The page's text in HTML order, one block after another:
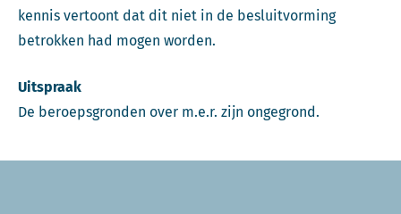
kennis vertoont dat dit niet in de besluitvorming
betrokken had mogen worden.
Uitspraak
De beroepsgronden over m.e.r. zijn ongegrond.